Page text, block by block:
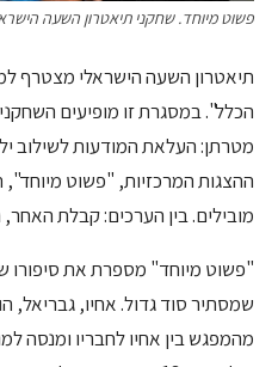
פשוט מיוחד. שחקני תיאטרון השעה
תיאטרון השעה הישראלי מצטרף
הכלל". במסגרת זו מופיעים
מטרתן: העלאת המודעות לשילוב
ההצגות המרכזיות, "פשוט מיוחד",
מובילים. בין הערכים: קבלת
"פשוט מיוחד" מספרת את סיפורו
שמסתיר סוד גדול. אחיו, גבריאל,
מהמפגש בין אחיו לחבריו ומנסה